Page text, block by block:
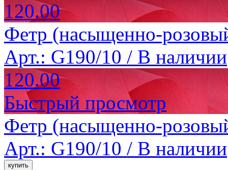
120.00
Фетр (насыщенно-
Арт.: G190/10 / В наличии
120.00
Быстрый просмотр
Фетр (насыщенно-
Арт.: G190/10 / В наличии